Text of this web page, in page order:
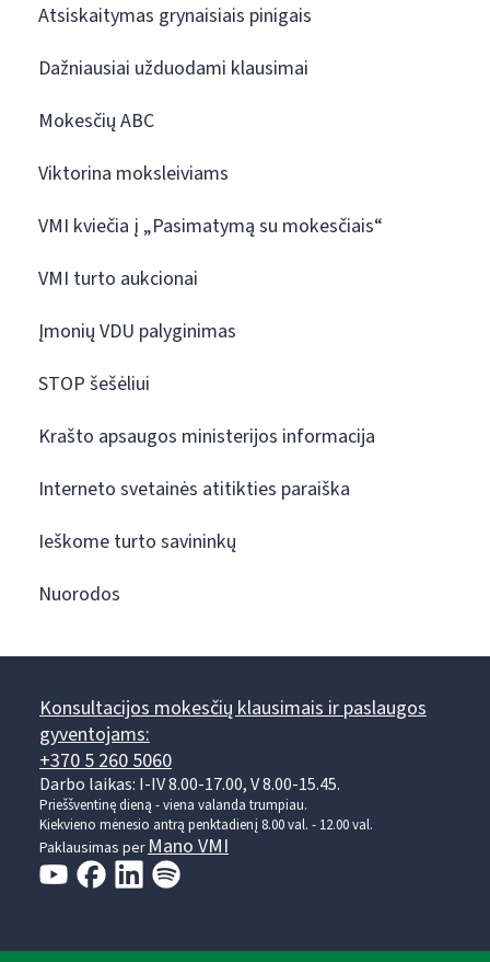
Atsiskaitymas grynaisiais pinigais
Dažniausiai užduodami klausimai
Mokesčių ABC
Viktorina moksleiviams
VMI kviečia į „Pasimatymą su mokesčiais“
VMI turto aukcionai
Įmonių VDU palyginimas
STOP šešėliui
Krašto apsaugos ministerijos informacija
Interneto svetainės atitikties paraiška
Ieškome turto savininkų
Nuorodos
Konsultacijos mokesčių klausimais ir paslaugos
gyventojams:
+370 5 260 5060
Darbo laikas: I-IV 8.00-17.00, V 8.00-15.45.
Prieššventinę dieną - viena valanda trumpiau.
Kiekvieno mėnesio antrą penktadienį 8.00 val. - 12.00 val.
Paklausimas per Mano VMI